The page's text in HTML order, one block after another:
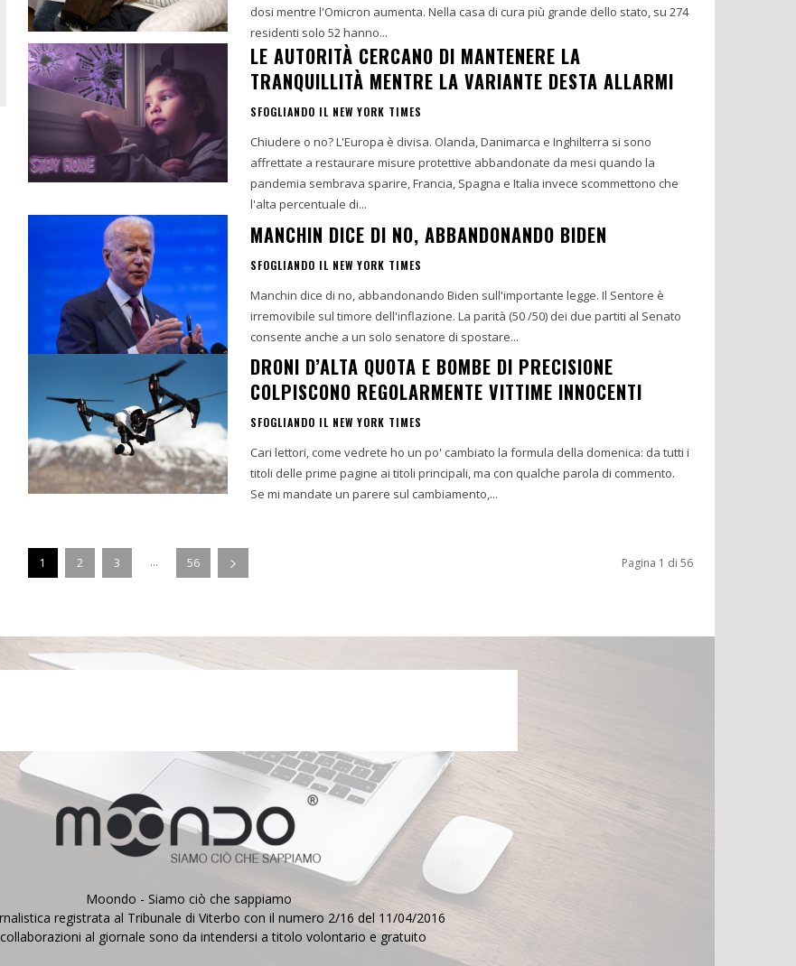
dosi mentre l'Omicron aumenta. Nella casa di cura più grande dello stato, su 274
residenti solo 52 hanno...
LE AUTORITÀ CERCANO DI MANTENERE LA
TRANQUILLITÀ MENTRE LA VARIANTE DESTA ALLARMI
SFOGLIANDO IL NEW YORK TIMES
Chiudere o no? L'Europa è divisa. Olanda, Danimarca e Inghilterra si sono
affrettate a restaurare misure protettive abbandonate da mesi quando la
pandemia sembrava sparire, Francia, Spagna e Italia invece scommettono che
l'alta percentuale di...
MANCHIN DICE DI NO, ABBANDONANDO BIDEN
SFOGLIANDO IL NEW YORK TIMES
Manchin dice di no, abbandonando Biden sull'importante legge. Il Sentore è
irremovibile sul timore dell'inflazione. La parità (50 /50) dei due partiti al Senato
consente anche a un solo senatore di spostare...
DRONI D’ALTA QUOTA E BOMBE DI PRECISIONE
COLPISCONO REGOLARMENTE VITTIME INNOCENTI
SFOGLIANDO IL NEW YORK TIMES
Cari lettori, come vedrete ho un po' cambiato la formula della domenica: da tutti i
titoli delle prime pagine ai titoli principali, ma con qualche parola di commento.
Se mi mandate un parere sul cambiamento,...
1 2 3 ... 56 Pagina 1 di 56
Moondo - Siamo ciò che sappiamo
registrata al Tribunale di Viterbo con il numero 2/16 del 11/04/2016
al giornale sono da intendersi a titolo volontario e gratuito